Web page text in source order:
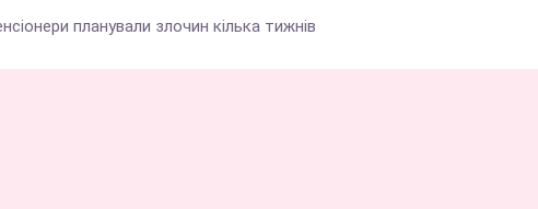
планували злочин кілька тижнів